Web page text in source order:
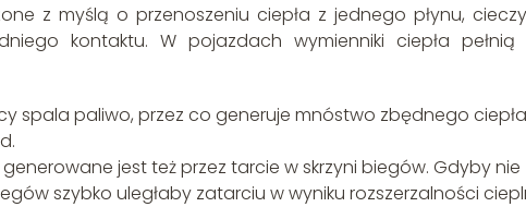
z myślą o przenoszeniu ciepła z jednego płynu,
kontaktu. W pojazdach wymienniki ciepła pełnią
spala paliwo, przez co generuje mnóstwo zbędnego
jest też przez tarcie w skrzyni biegów. Gdyby nie
szybko uległaby zatarciu w wyniku rozszerzalności